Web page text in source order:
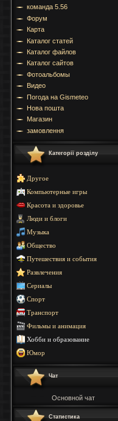
команда 5.56
Форум
Карта
Каталог статей
Каталог файлов
Каталог сайтов
Фотоальбомы
Видео
Погода на Gismeteo
Нова пошта
Магазин
замовлення
Категорії розділу
Другое
Компьютерные игры
Красота и здоровье
Люди и блоги
Музыка
Общество
Путешествия и события
Развлечения
Сериалы
Спорт
Транспорт
Фильмы и анимация
Хобби и образование
Юмор
Чат
Основной чат
Статистика